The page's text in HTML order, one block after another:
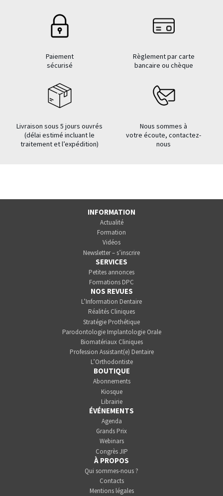
Paiement
sécurisé
Règlement par carte
bancaire ou chèque
Livraison sous 5 jours ouvrés
(délai estimé incluant le
traitement et l’expédition)
Nous sommes à
votre écoute, contactez-
nous
INFORMATION
Actualité
Formation
Vidéos
Newsletter – s’inscrire
SERVICES
Petites annonces
Formations DPC
NOS REVUES
L’Information Dentaire
Réalités Cliniques
Stratégie Prothétique
Parodontologie Implantologie Orale
Biomatériaux Cliniques
Profession Assistant(e) Dentaire
L’Orthodontiste
BOUTIQUE
Abonnements
Kiosque
Librairie
ÉVÉNEMENTS
Agenda
Grands Prix
Webinars
Congrès JIP
À PROPOS
Qui sommes-nous ?
Contacts
Mentions légales